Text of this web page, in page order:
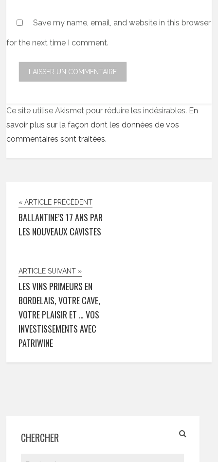
Save my name, email, and website in this browser
for the next time I comment.
Ce site utilise Akismet pour réduire les indésirables. En
savoir plus sur la façon dont les données de vos
commentaires sont traitées.
« ARTICLE PRÉCÉDENT
BALLANTINE’S 17 ANS PAR
LES NOUVEAUX CAVISTES
ARTICLE SUIVANT »
LES VINS PRIMEURS EN
BORDELAIS, VOTRE CAVE,
VOTRE PLAISIR ET … VOS
INVESTISSEMENTS AVEC
PATRIWINE
CHERCHER